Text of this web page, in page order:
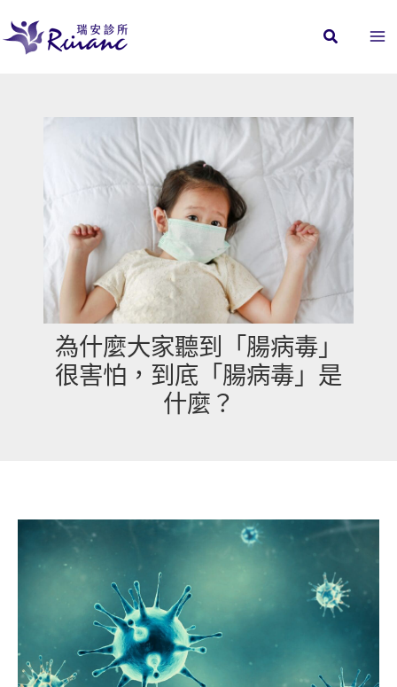
至
為什麼大家聽到「腸病毒」
很害怕，到底「腸病毒」是
什麼？